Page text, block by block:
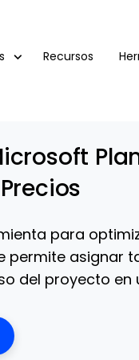
Recursos
para
permite asignar
del proyecto en
New Window